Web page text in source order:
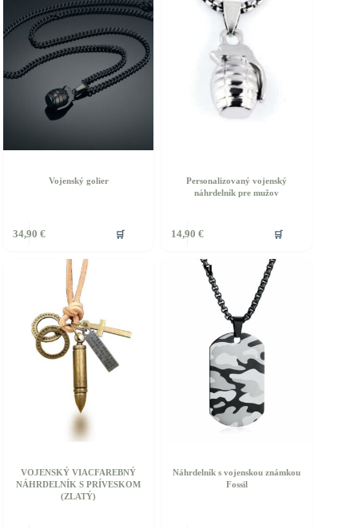
Vojenský golier
34,90 € 🛒
Personalizovaný vojenský
náhrdelník pre mužov
14,90 € 🛒
produkt
VOJENSKÝ VIACFAREBNÝ
NÁHRDELNÍK S PRÍVESKOM
(ZLATÝ)
Náhrdelník s vojenskou známkou
Fossil